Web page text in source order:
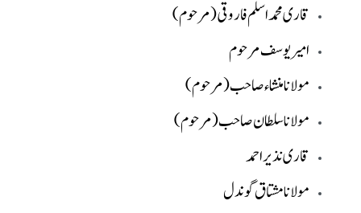
قاری محمد اسلم فاروقی (مرحوم)
امیر یوسف مرحوم
مولانا منشاء صاحب (مرحوم)
مولانا سلطان صاحب (مرحوم)
قاری نذیر احمد
مولانا مشتاق گوندل